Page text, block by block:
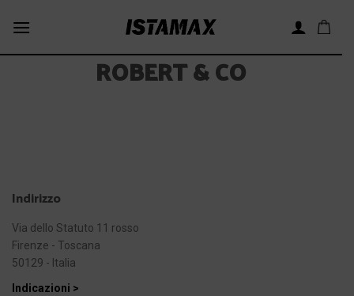
ROBERT & CO
Indirizzo
Via dello Statuto 11 rosso
Firenze - Toscana
50129 - Italia
Indicazioni >